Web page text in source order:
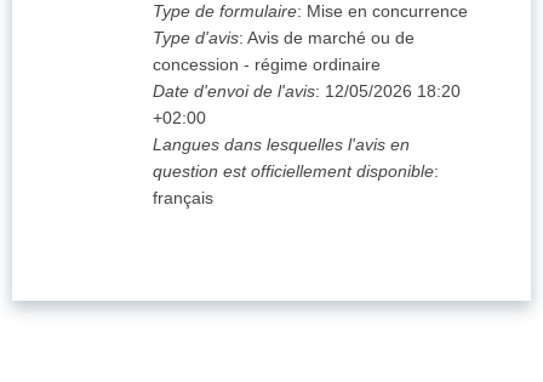
Type de formulaire: Mise en concurrence
Type d'avis: Avis de marché ou de
concession - régime ordinaire
Date d'envoi de l'avis: 12/05/2026 18:20
+02:00
Langues dans lesquelles l'avis en
question est officiellement disponible:
français